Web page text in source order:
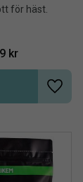
för häst.
kr
Lägg